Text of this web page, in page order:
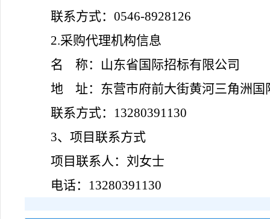
联系方式： 0546-8928126
2.采购代理机构信息
名
称：山东省国际招标有限公司
地
址： 东营市府前大街黄河三角洲国
联系方式： 13280391130
3、项目联系方式
项目联系人： 刘 女士
电话： 13280391130